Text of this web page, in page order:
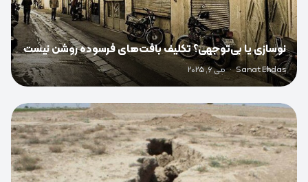
نوسازی یا بی‌توجهی؟ تکلیف بافت‌های فرسوده روشن نیست
Sanat Ehdas
· می 6, 2025
0